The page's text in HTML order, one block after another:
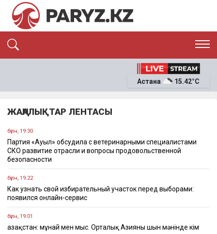
ЭКОНОМИКА
ОҚИҒА
Астана 15.42°C
ЖАҢАЛЫҚТАР ЛЕНТАСЫ
бүгін, 19:30
Партия «Ауыл» обсудила с ветеринарными специалистами
СКО развитие отрасли и вопросы продовольственной
безопасности
бүгін, 19:22
Как узнать свой избирательный участок перед выборами:
появился онлайн-сервис
бүгін, 19:01
Қазақстан: мұнай мен мыс. Орталық Азияны шын мәнінде кім